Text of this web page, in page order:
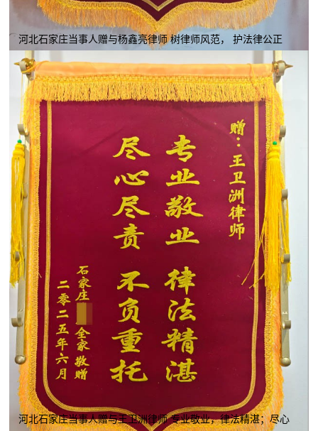
河北石家庄当事人赠与杨鑫亮律师 树律师风范， 护法律公正
河北石家庄当事人赠与王卫洲律师 专业敬业，律法精湛；尽心